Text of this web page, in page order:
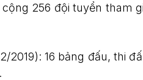
256 đội tuyển tham
2019): 16 bảng đấu, thi